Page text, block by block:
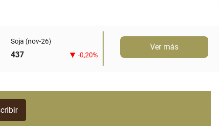
Soja (nov-26)
437 -0,20%
Ver más